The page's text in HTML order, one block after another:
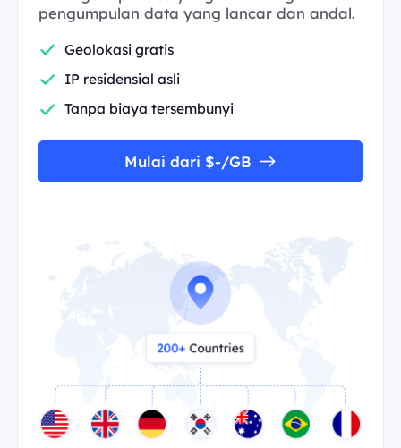
pengumpulan data yang lancar dan andal.
Geolokasi gratis
IP residensial asli
Tanpa biaya tersembunyi
Mulai dari $-/GB